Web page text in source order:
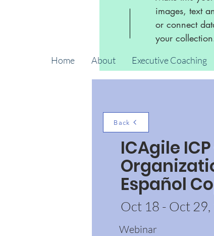
Home About Executive Coaching
images, text
or connect
your
Back
ICAgile
Español
Oct 18 - Oct
Webinar